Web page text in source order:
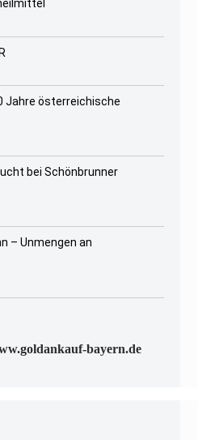
Jahre österreichische
bei Schönbrunner
– Unmengen an
bayern.de